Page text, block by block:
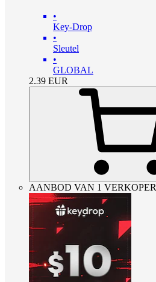
•
Key-Drop
•
Sleutel
•
GLOBAL
2.39 EUR
AANBOD VAN 1 VERKOPER